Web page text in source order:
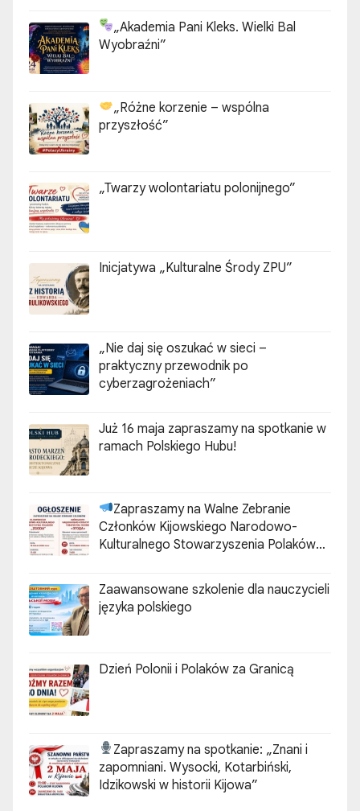
„Akademia Pani Kleks. Wielki Bal
Wyobraźni”
„Różne korzenie – wspólna
przyszłość”
„Twarzy wolontariatu polonijnego”
Inicjatywa „Kulturalne Środy ZPU”
„Nie daj się oszukać w sieci –
praktyczny przewodnik po
cyberzagrożeniach”
Już 16 maja zapraszamy na spotkanie w
ramach Polskiego Hubu!
Zapraszamy na Walne Zebranie
Członków Kijowskiego Narodowo-
Kulturalnego Stowarzyszenia Polaków
Zaawansowane szkolenie dla nauczycieli
języka polskiego
Dzień Polonii i Polaków za Granicą
Zapraszamy na spotkanie: „Znani i
zapomniani. Wysocki, Kotarbiński,
Idzikowski w historii Kijowa”